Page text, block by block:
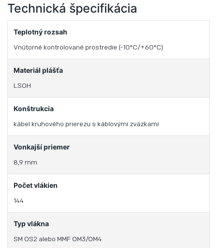
Technická špecifikácia
Teplotný rozsah
Vnútorné kontrolované prostredie (-10°C/+60°C)
Materiál plášťa
LSOH
Konštrukcia
kábel kruhového prierezu s káblovými zväzkami
Vonkajší priemer
8,9 mm
Počet vlákien
144
Typ vlákna
SM OS2 alebo MMF OM3/OM4